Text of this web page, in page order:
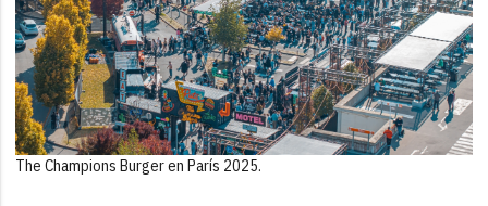
The Champions Burger en París 2025.